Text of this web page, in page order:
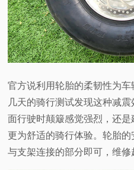
官方说利用轮胎的柔韧性为
几天的骑行测试发现这种减
面行驶时颠簸感觉强烈，还
更为舒适的骑行体验。轮胎
与支架连接的部分即可，维修